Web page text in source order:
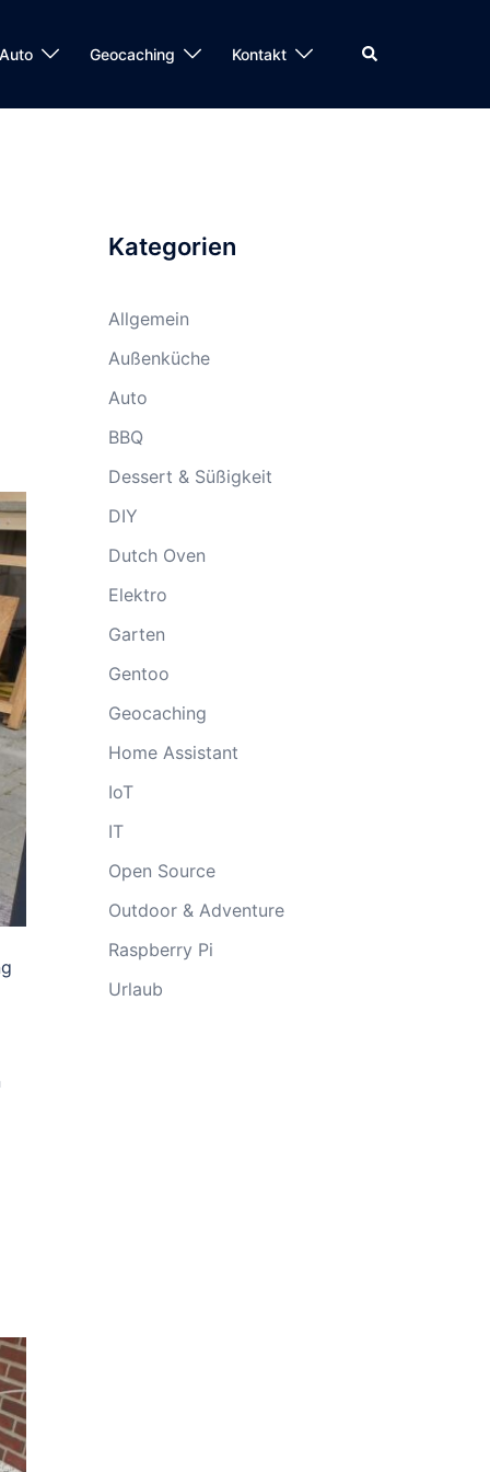
Auto Geocaching Kontakt Suche
Kategorien
Allgemein
Außenküche
Auto
BBQ
Dessert & Süßigkeit
DIY
Dutch Oven
Elektro
Garten
Gentoo
Geocaching
Home Assistant
IoT
IT
Open Source
Outdoor & Adventure
Raspberry Pi
Urlaub